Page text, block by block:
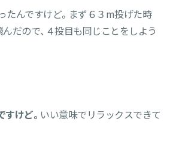
たんですけど。まず６３m投げた時
だので、４投目も同じことをしよう
けど。 いい意味でリラックスできて